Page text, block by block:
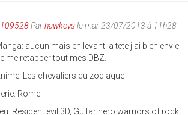
Parhawkeysle mar 23/07/2013 à 11h28
aucun mais en levant la tete j'ai bien envie
me retapper tout mes DBZ.
Les chevaliers du zodiaque
Rome
Resident evil 3D, Guitar hero warriors of rock